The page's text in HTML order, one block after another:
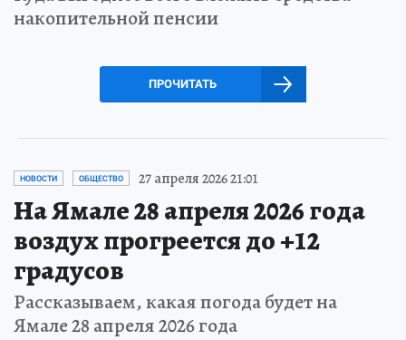
накопительной пенсии
ПРОЧИТАТЬ
НОВОСТИ ОБЩЕСТВО 27 апреля 2026 21:01
На Ямале 28 апреля 2026 года
воздух прогреется до +12
градусов
Рассказываем, какая погода будет на
Ямале 28 апреля 2026 года